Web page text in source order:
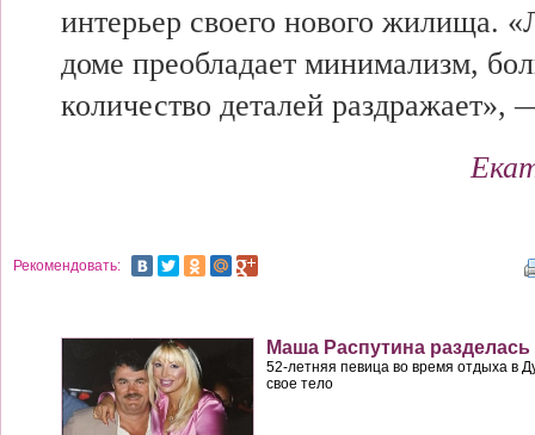
интерьер своего нового жилища.
доме преобладает минимализм,
количество деталей раздражает»,
Рекомендовать:
Маша Распутина разделась
52-летняя певица во время отдыха в
свое тело